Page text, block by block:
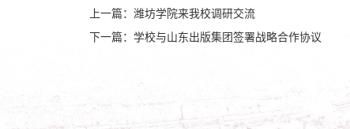
上一篇：潍坊学院来我校调研交流
下一篇：学校与山东出版集团签署战略合作协议